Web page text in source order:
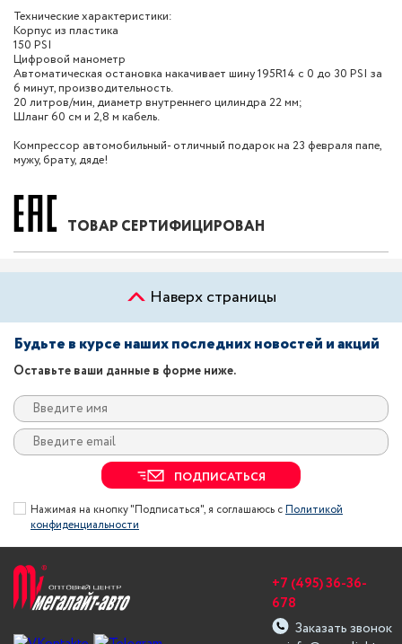
Технические характеристики:
Корпус из пластика
150 PSI
Цифровой манометр
Автоматическая остановка накачивает шину 195R14 с 0 до 30 PSI за
6 минут, производительность.
20 литров/мин, диаметр внутреннего цилиндра 22 мм;
Шланг 60 см и 2,8 м кабель.
Компрессор автомобильный- отличный подарок на 23 февраля папе,
мужу, брату, дяде!
ТОВАР СЕРТИФИЦИРОВАН
Наверх страницы
Будьте в курсе наших последних новостей и акций
Оставьте ваши данные в форме ниже.
ПОДПИСАТЬСЯ
Нажимая на кнопку "Подписаться", я соглашаюсь сПолитикой
конфиденциальности
+7 (495) 36-36-
678
Заказать звонок